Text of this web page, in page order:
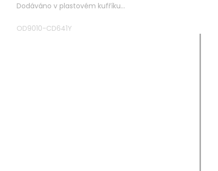
Dodáváno v plastovém kufříku...
OD9010-CD641Y